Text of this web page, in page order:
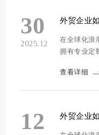
的繁荣发展。 总之，外贸网
建设解决方案，助力企业顺
标。在选择合作伙伴时，企
够满足实际需求，助力企业
30
2025.12
在全球化浪
拥有专业定
品，吸引全
务前，外贸
如，考虑主
查看详细
12